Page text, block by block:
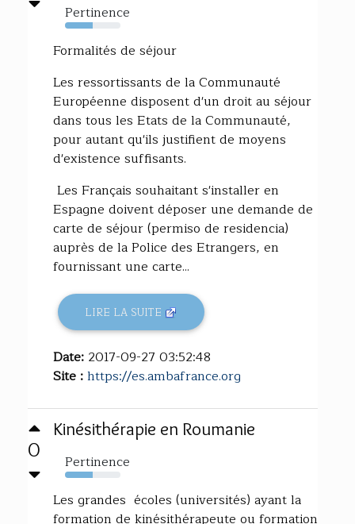
Pertinence
50%
Formalités de séjour
Les ressortissants de la Communauté
Européenne disposent d'un droit au séjour
dans tous les Etats de la Communauté,
pour autant qu'ils justifient de moyens
d'existence suffisants.
Les Français souhaitant s'installer en
Espagne doivent déposer une demande de
carte de séjour (permiso de residencia)
auprès de la Police des Etrangers, en
fournissant une carte...
LIRE LA SUITE
Date: 2017-09-27 03:52:48
Site :https://es.ambafrance.org
0
Kinésithérapie en Roumanie
Pertinence
50%
Les grandes écoles (universités) ayant la
formation de kinésithérapeute ou formation